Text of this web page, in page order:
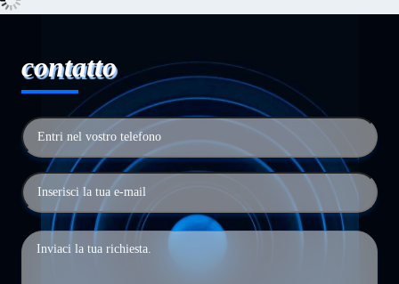
contatto